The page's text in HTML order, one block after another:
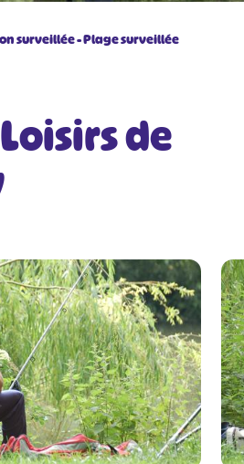
surveillée Plage surveillée
de